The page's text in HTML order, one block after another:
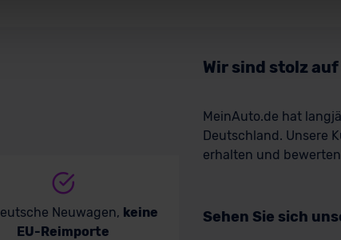
Sie hierzu Ihre Einwilligung freiwillig erteilen. Nähere
Neuwagen, keine
EU-Reimporte
Wir sind stolz
MeinAuto.de hat
Deutschland. Unsere
erhalten und
Sehen Sie sich